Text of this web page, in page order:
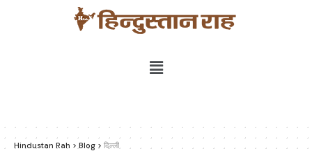
Hindustan Rah >Blog > दिल्ली